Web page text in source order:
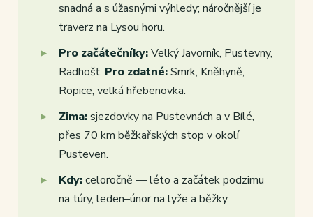
snadná a s úžasnými výhledy; náročnější je
traverz na Lysou horu.
Pro začátečníky:Velký Javorník, Pustevny,
Radhošť. Pro zdatné:Smrk, Kněhyně,
Ropice, velká hřebenovka.
Zima:sjezdovky na Pustevnách a v Bílé,
přes 70 km běžkařských stop v okolí
Pusteven.
Kdy:celoročně — léto a začátek podzimu
na túry, leden–únor na lyže a běžky.